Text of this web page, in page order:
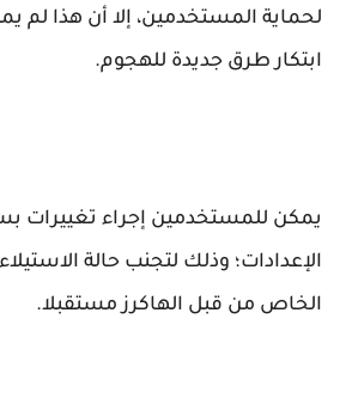
لحماية المستخدمين، إلا أن هذا لم
ابتكار طرق جديدة للهجوم.
يمكن للمستخدمين إجراء تغييرات
الإعدادات؛ وذلك لتجنب حالة
الخاص من قبل الهاكرز مستقبلا.